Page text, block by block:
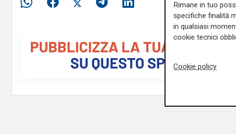
Rimane in tuo
specifiche finalità
in qualsiasi
cookie tecnici
Cookie policy